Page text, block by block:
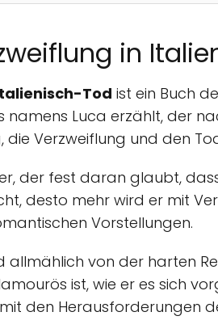
in
Tod ist ein Buch
Luca erzählt, der
Verzweiflung und den
der fest daran glaubt,
desto mehr wird er mit
Vorstellungen.
allmählich von der harten
ist, wie er es sich
den Herausforderungen